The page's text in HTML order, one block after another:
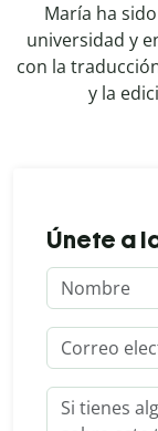
María ha
universidad y
con la
y la
Únete a